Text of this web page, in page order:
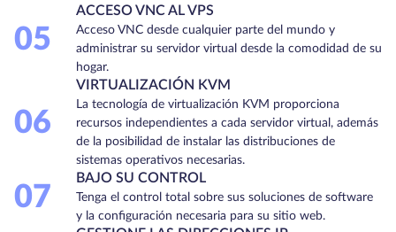
05
ACCESO VNC AL VPS
Acceso VNC desde cualquier parte del mundo y
administrar su servidor virtual desde la comodidad de su
hogar.
06
VIRTUALIZACIÓN KVM
La tecnología de virtualización KVM proporciona
recursos independientes a cada servidor virtual, además
de la posibilidad de instalar las distribuciones de
sistemas operativos necesarias.
07
BAJO SU CONTROL
Tenga el control total sobre sus soluciones de software
y la configuración necesaria para su sitio web.